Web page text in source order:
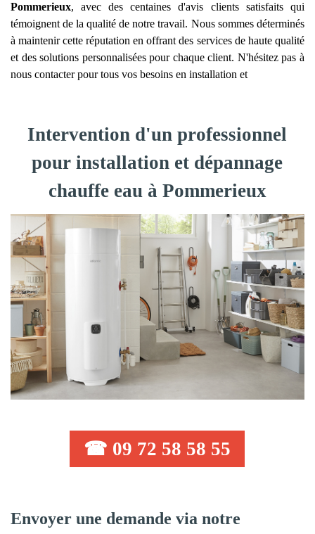
Pommerieux, avec des centaines d'avis clients satisfaits qui
témoignent de la qualité de notre travail. Nous sommes déterminés
à maintenir cette réputation en offrant des services de haute qualité
et des solutions personnalisées pour chaque client. N'hésitez pas à
nous contacter pour tous vos besoins en installation et
Intervention d'un professionnel
pour installation et dépannage
chauffe eau à Pommerieux
☎ 09 72 58 58 55
Envoyer une demande via notre